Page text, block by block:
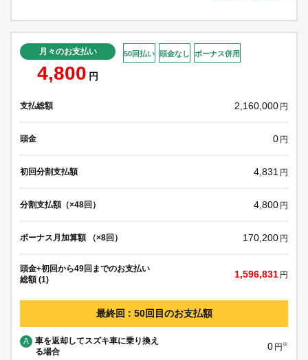
月々のお支払い
4,800 円
50回払い 頭金なし ボーナス併用
支払総額 2,160,000 円
頭金 0 円
初回分割支払額 4,831 円
分割支払額（×48回） 4,800 円
ボーナス月加算額 （×8回） 170,200 円
頭金+初回から49回までのお支払い
総額 (1)
1,596,831 円
最終回 : 50回目のお支払額
A
車を返却してスズキ車に乗り換え
る場合
0 円 ※